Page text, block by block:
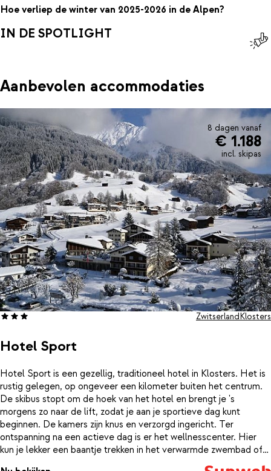
Hoe verliep de winter van 2025-2026 in de Alpen?
IN DE SPOTLIGHT
Aanbevolen accommodaties
8 dagen vanaf
€ 1.188
incl. skipas
Hotel Sport
ZwitserlandKlosters
Hotel Sport is een gezellig, traditioneel hotel in Klosters. Het is
rustig gelegen, op ongeveer een kilometer buiten het centrum.
De skibus stopt om de hoek van het hotel en brengt je 's
morgens zo naar de lift, zodat je aan je sportieve dag kunt
beginnen. De kamers zijn knus en verzorgd ingericht. Ter
ontspanning na een actieve dag is er het wellnesscenter. Hier
kun je lekker een baantje trekken in het verwarmde zwembad of